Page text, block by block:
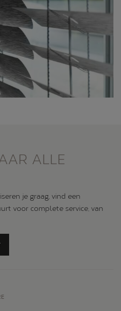
ALLE
je graag, vind een
voor complete service, van